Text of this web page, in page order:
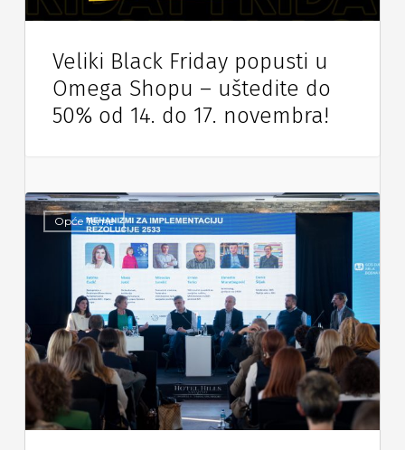
Veliki Black Friday popusti u
Omega Shopu – uštedite do
50% od 14. do 17. novembra!
Opće Teme